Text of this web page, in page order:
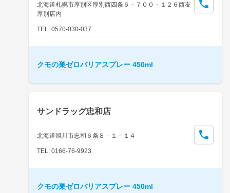
北海道札幌市厚別区厚別西四条６－７００－１２６西友
厚別店内
TEL: 0570-030-037
クモの巣ゼロバリアスプレー 450ml
サンドラッグ忠和店
北海道旭川市忠和６条８－１－１４
TEL: 0166-76-9923
クモの巣ゼロバリアスプレー 450ml